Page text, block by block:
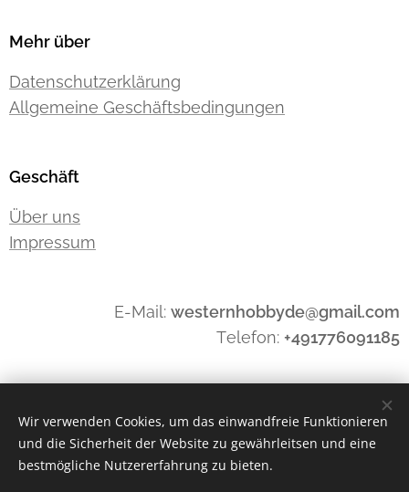
Mehr über
Datenschutzerklärung
Allgemeine Geschäftsbedingungen
Geschäft
Über uns
Impressum
E-Mail: westernhobbyde@gmail.com
Telefon: +491776091185
Wir verwenden Cookies, um das einwandfreie Funktionieren
und die Sicherheit der Website zu gewährleitsen und eine
bestmögliche Nutzererfahrung zu bieten.